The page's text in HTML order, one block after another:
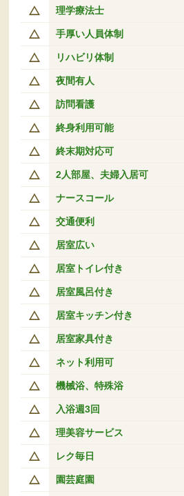
理学療法士
手厚い人員体制
リハビリ体制
夜間有人
訪問看護
終身利用可能
終末期対応可
2人部屋、夫婦入居可
ナースコール
交通便利
居室広い
居室トイレ付き
居室風呂付き
居室キッチン付き
居室家具付き
ネット利用可
機械浴、特殊浴
入浴週3回
理美容サービス
レク毎日
園芸庭園